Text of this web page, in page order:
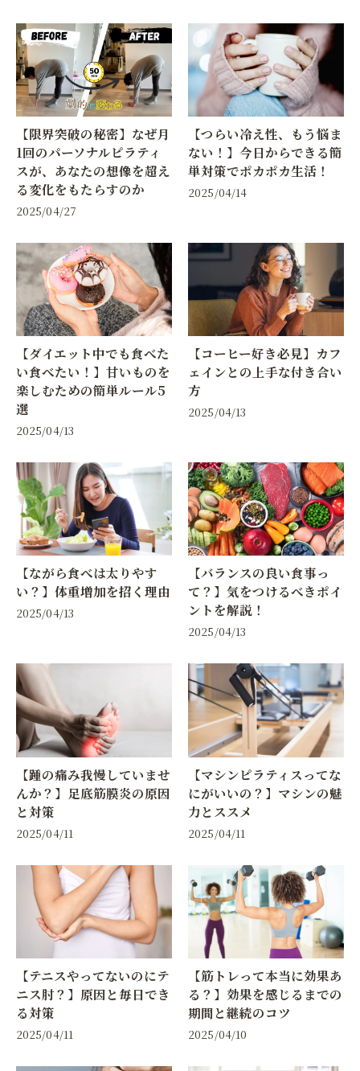
【限界突破の秘密】なぜ月
1回のパーソナルピラティ
スが、あなたの想像を超え
る変化をもたらすのか
2025/04/27
【つらい冷え性、もう悩ま
ない！】今日からできる簡
単対策でポカポカ生活！
2025/04/14
【ダイエット中でも食べた
い食べたい！】甘いものを
楽しむための簡単ルール5
選
2025/04/13
【コーヒー好き必見】カフ
ェインとの上手な付き合い
方
2025/04/13
【ながら食べは太りやす
い？】体重増加を招く理由
2025/04/13
【バランスの良い食事っ
て？】気をつけるべきポイ
ントを解説！
2025/04/13
【踵の痛み我慢していませ
んか？】足底筋膜炎の原因
と対策
2025/04/11
【マシンピラティスってな
にがいいの？】マシンの魅
力とススメ
2025/04/11
【テニスやってないのにテ
ニス肘？】原因と毎日でき
る対策
2025/04/11
【筋トレって本当に効果あ
る？】効果を感じるまでの
期間と継続のコツ
2025/04/10